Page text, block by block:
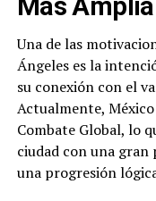
Más Amplia
Una de las
Ángeles es la
su conexión con el
Actualmente,
Combate Global, lo
ciudad con una gran
una progresión